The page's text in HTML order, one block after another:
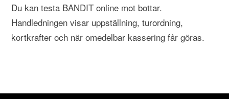
Du kan testa BANDIT online mot bottar.
Handledningen visar uppställning, turordning,
kortkrafter och när omedelbar kassering får göras.